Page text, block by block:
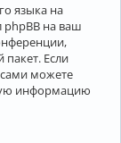
языка на
phpBB на ваш
Если
сами можете
информацию